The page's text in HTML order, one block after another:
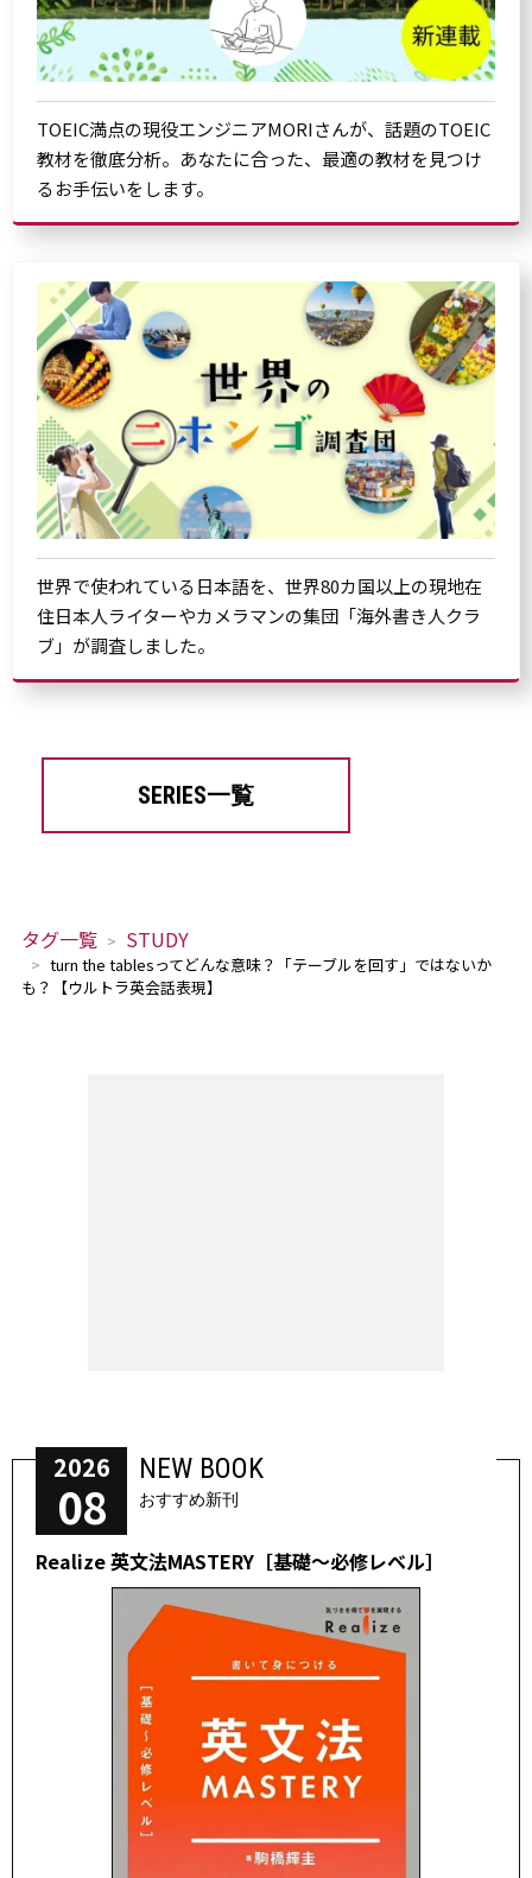
TOEIC満点の現役エンジニアMORIさんが、話題のTOEIC
教材を徹底分析。あなたに合った、最適の教材を見つけ
るお手伝いをします。
世界で使われている日本語を、世界80カ国以上の現地在
住日本人ライターやカメラマンの集団「海外書き人クラ
ブ」が調査しました。
SERIES一覧
タグ一覧 STUDY
turn the tablesってどんな意味？「テーブルを回す」ではないか
も？【ウルトラ英会話表現】
2026
08
NEW BOOK
おすすめ新刊
Realize 英文法MASTERY［基礎～必修レベル］